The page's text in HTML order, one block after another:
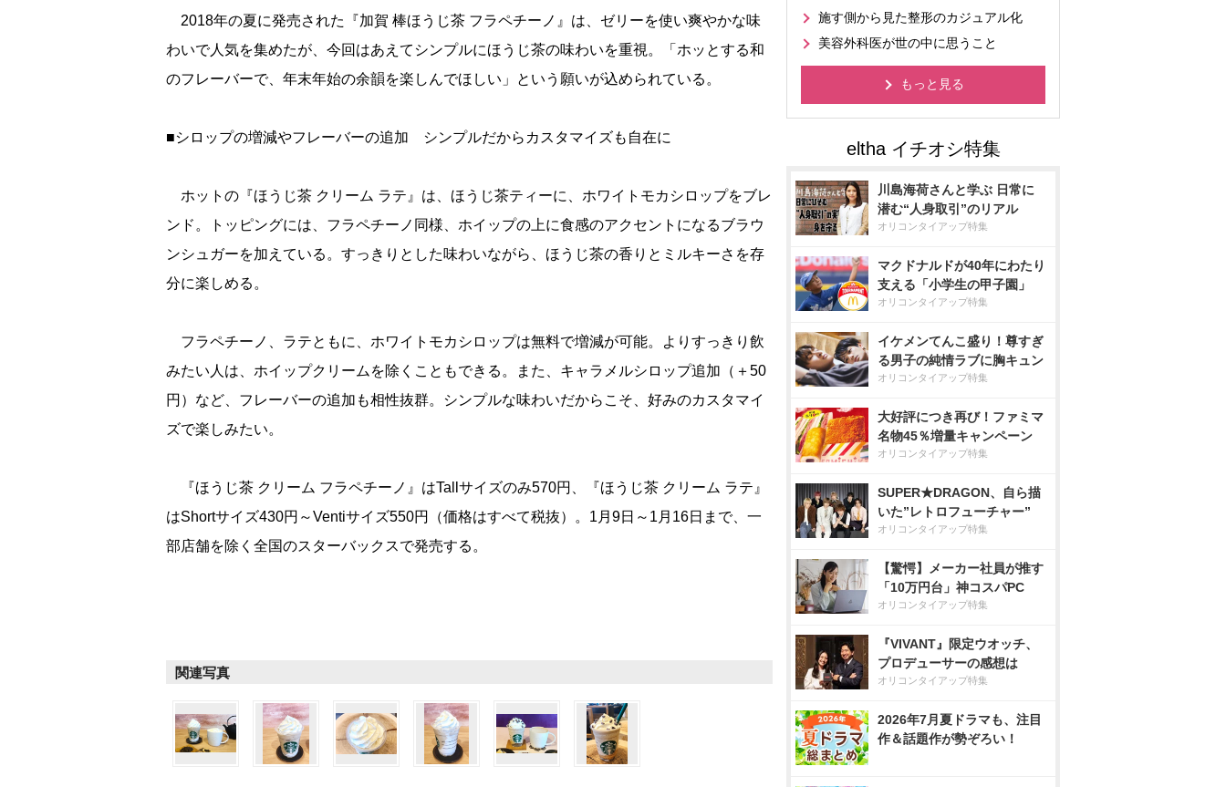
2018年の夏に発売された『加賀 棒ほうじ茶 フラペチーノ』は、ゼリーを使い爽やかな味
わいで人気を集めたが、今回はあえてシンプルにほうじ茶の味わいを重視。「ホッとする和
のフレーバーで、年末年始の余韻を楽しんでほしい」という願いが込められている。
■シロップの増減やフレーバーの追加 シンプルだからカスタマイズも自在に
ホットの『ほうじ茶 クリーム ラテ』は、ほうじ茶ティーに、ホワイトモカシロップをブレ
ンド。トッピングには、フラペチーノ同様、ホイップの上に食感のアクセントになるブラウ
ンシュガーを加えている。すっきりとした味わいながら、ほうじ茶の香りとミルキーさを存
分に楽しめる。
フラペチーノ、ラテともに、ホワイトモカシロップは無料で増減が可能。よりすっきり飲
みたい人は、ホイップクリームを除くこともできる。また、キャラメルシロップ追加（＋50
円）など、フレーバーの追加も相性抜群。シンプルな味わいだからこそ、好みのカスタマイ
ズで楽しみたい。
『ほうじ茶 クリーム フラペチーノ』はTallサイズのみ570円、『ほうじ茶 クリーム ラテ』
はShortサイズ430円～Ventiサイズ550円（価格はすべて税抜）。1月9日～1月16日まで、一
部店舗を除く全国のスターバックスで発売する。
関連写真
施す側から見た整形のカジュアル化
美容外科医が世の中に思うこと
もっと見る
川島海荷さんと学ぶ 日常に
潜む“人身取引”のリアル
オリコンタイアップ特集
マクドナルドが40年にわたり
支える「小学生の甲子園」
オリコンタイアップ特集
イケメンてんこ盛り！尊すぎ
る男子の純情ラブに胸キュン
オリコンタイアップ特集
大好評につき再び！ファミマ
名物45％増量キャンペーン
オリコンタイアップ特集
SUPER★DRAGON、自ら描
いた”レトロフューチャー”
オリコンタイアップ特集
【驚愕】メーカー社員が推す
「10万円台」神コスパPC
オリコンタイアップ特集
『VIVANT』限定ウオッチ、
プロデューサーの感想は
オリコンタイアップ特集
2026年7月夏ドラマも、注目
作＆話題作が勢ぞろい！